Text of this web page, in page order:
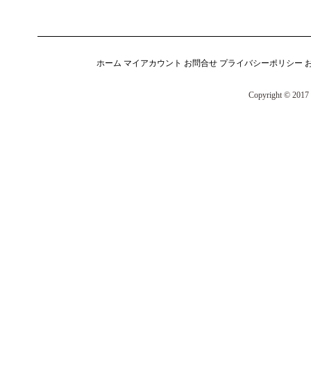
ホーム マイアカウント お問合せ プライバシーポリシー
Copyright © 2017